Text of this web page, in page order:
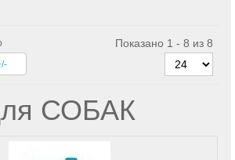
Показано 1 - 8 из 8
СОБАК